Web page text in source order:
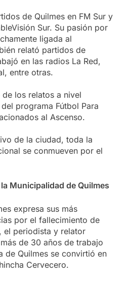
de Quilmes en FM Sur y
Sur. Su pasión por
ligada al
relató partidos de
en las radios La Red,
entre otras.
los relatos a nivel
programa Fútbol Para
al Ascenso.
de la ciudad, toda la
se conmueven por el
Municipalidad de Quilmes
expresa sus más
por el fallecimiento de
el periodista y relator
de 30 años de trabajo
de Quilmes se convirtió en
Cervecero.